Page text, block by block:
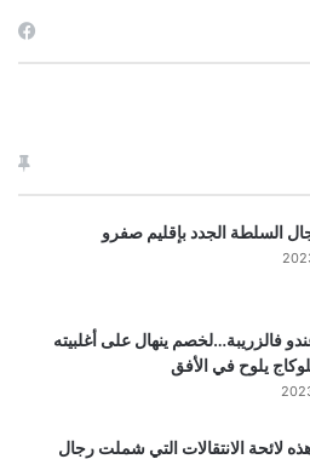
السلطة الجدد بإقليم صفرو
فالزريبة…لخصم ينهال على أغلبيته
يلوح في الأفق
لائحة الانتقالات التي شملت رجال